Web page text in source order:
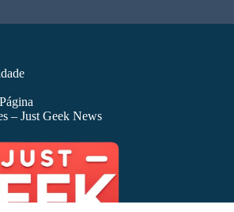
– Just Geek News